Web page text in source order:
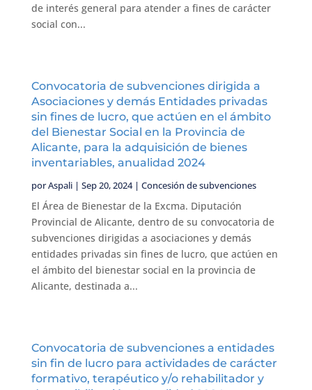
de interés general para atender a fines de carácter
social con...
Convocatoria de subvenciones dirigida a
Asociaciones y demás Entidades privadas
sin fines de lucro, que actúen en el ámbito
del Bienestar Social en la Provincia de
Alicante, para la adquisición de bienes
inventariables, anualidad 2024
porAspali| Sep 20, 2024| Concesión de subvenciones
El Área de Bienestar de la Excma. Diputación
Provincial de Alicante, dentro de su convocatoria de
subvenciones dirigidas a asociaciones y demás
entidades privadas sin fines de lucro, que actúen en
el ámbito del bienestar social en la provincia de
Alicante, destinada a...
Convocatoria de subvenciones a entidades
sin fin de lucro para actividades de carácter
formativo, terapéutico y/o rehabilitador y